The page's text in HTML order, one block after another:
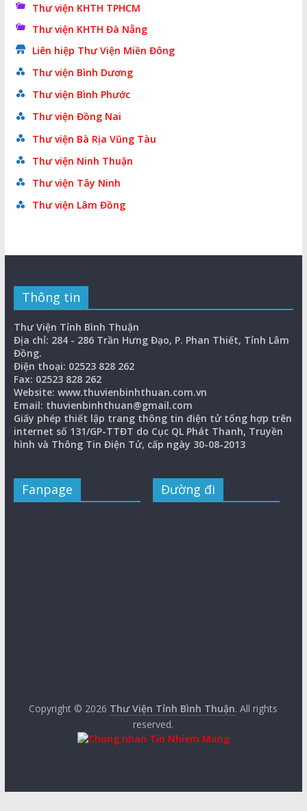
Thư viện KHTH TPHCM
Thư viện KHTH Đà Nẵng
Liên hiệp Thư Viện Miền Đông
Thư viện Bình Dương
Thư viện Bình Phước
Thư viện Đồng Nai
Thư viện Bà Rịa Vũng Tàu
Thư viện Ninh Thuận
Thư viện Tây Ninh
Thư viện Lâm Đồng
Thông tin
Thư Viện Tỉnh Bình Thuận
Địa chỉ: 284 - 286 Trần Hưng Đạo, P. Phan Thiết, Tỉnh Lâm
Đồng.
Điện thoại: 02523 828 262
Fax: 02523 828 262
Website: www.thuvienbinhthuan.com.vn
Email: thuvienbinhthuan@gmail.com
Giấy phép thiết lập trang thông tin điện tử tổng hợp trên
internet số 131/GP-TTĐT do Cục QL Phát Thanh, Truyền
hình và Thông Tin Điện Tử, cấp ngày 30-08-2013
Fanpage Đường đi
Copyright © 2026 Thư Viện Tỉnh Bình Thuận. All rights
reserved.